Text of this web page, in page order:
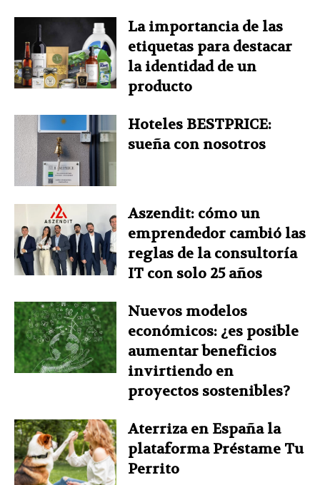
La importancia de las
etiquetas para destacar
la identidad de un
producto
Hoteles BESTPRICE:
sueña con nosotros
Aszendit: cómo un
emprendedor cambió las
reglas de la consultoría
IT con solo 25 años
Nuevos modelos
económicos: ¿es posible
aumentar beneficios
invirtiendo en
proyectos sostenibles?
Aterriza en España la
plataforma Préstame Tu
Perrito